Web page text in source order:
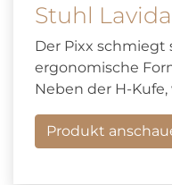
Stuhl
Der Pixx schmiegt
ergonomische
Neben der H-
Produkt